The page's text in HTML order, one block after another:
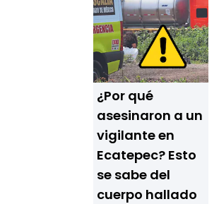
¿Por qué
asesinaron a un
vigilante en
Ecatepec? Esto
se sabe del
cuerpo hallado